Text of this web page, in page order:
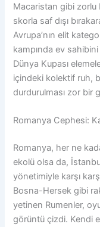
Macaristan gibi
skorla saf dışı
Avrupa’nın elit
kampında ev
Dünya Kupası
içindeki kolektif ruh,
durdurulması zor bir
Romanya Cephesi:
Romanya, her ne
ekolü olsa da,
yönetimiyle karşı
Bosna-Hersek gibi
yetinen Rumenler,
görüntü çizdi. Kendi